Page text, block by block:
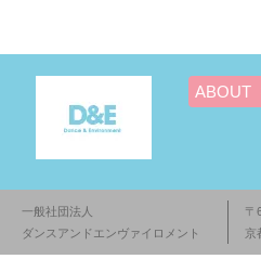
ABOUT
一般社団法人
ダンスアンドエンヴァイロメント
〒
京